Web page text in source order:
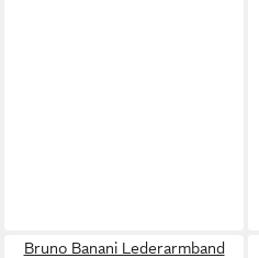
Bruno Banani Lederarmband